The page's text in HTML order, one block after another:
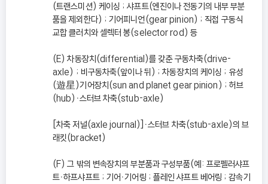
(트랜스미션) 케이싱 ; 샤프트(엔진이나 전동기의 내부 부분
품을 제외한다) ; 기어피니언(gear pinion) ; 직접 구동식
교합 클러치와 셀렉터 봉(selector rod) 등
(E) 차동장치(differential)를 갖춘 구동차축(drive-
axle) ; 비구동차축(앞이나 뒤) ; 차동장치의 케이싱 ; 유성
(遊星)기어장치(sun and planet gear pinion) ; 허브
(hub)ㆍ스터브 차축(stub-axle)
[차축 저널(axle journal)]ㆍ스터브 차축(stub-axle)의 브
래킷(bracket)
(F) 그 밖의 변속장치의 부분품과 구성부품(예: 프로펠러샤프
트ㆍ하프샤프트 ; 기어ㆍ기어링 ; 플레인 샤프트 베어링 ; 감속기